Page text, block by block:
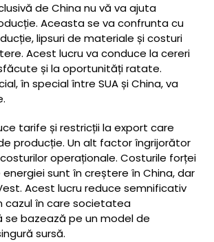
de China nu vă va ajuta
Aceasta se va confrunta cu
lipsuri de materiale și costuri
Acest lucru va conduce la cereri
și la oportunități ratate.
în special între SUA și China, va
tarife și restricții la export care
producție. Un alt factor îngrijorător
operaționale. Costurile forței
sunt în creștere în China, dar
Acest lucru reduce semnificativ
cazul în care societatea
bazează pe un model de
sursă.